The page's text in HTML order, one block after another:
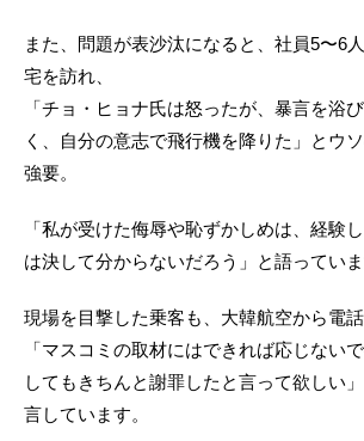
また、問題が表沙汰になると、社員5〜6
宅を訪れ、
「チョ・ヒョナ氏は怒ったが、暴言を浴
く、自分の意志で飛行機を降りた」とウ
強要。
「私が受けた侮辱や恥ずかしめは、経験
は決して分からないだろう」と語っていま
現場を目撃した乗客も、大韓航空から電話
「マスコミの取材にはできれば応じない
してもきちんと謝罪したと言って欲しい
言しています。